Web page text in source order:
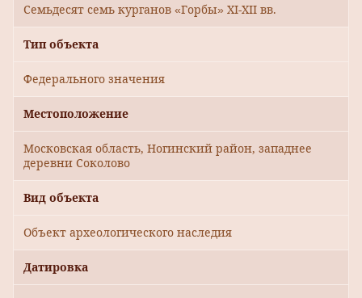
Семьдесят семь курганов «Горбы» ХI-ХII вв.
Тип объекта
Федерального значения
Местоположение
Московская область, Ногинский район, западнее
деревни Соколово
Вид объекта
Объект археологического наследия
Датировка